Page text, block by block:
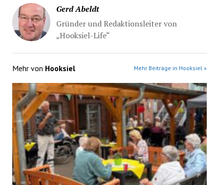
Gerd Abeldt
Gründer und Redaktionsleiter von
„Hooksiel-Life“
Mehr von Hooksiel Mehr Beiträge in Hooksiel »